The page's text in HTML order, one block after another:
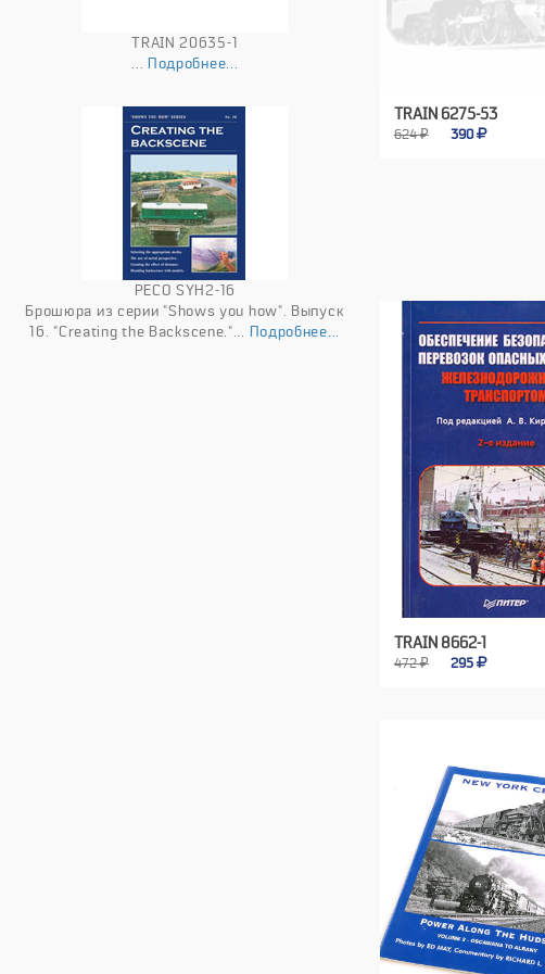
TRAIN 20635-1
Подробнее...
PECO SYH2-16
Брошюра из серии "Shows you how". Выпуск
16. "Creating the Backscene."... Подробнее...
TRAIN 6275-53
624 ₽ 390
TRAIN 8662-1
472 ₽ 295